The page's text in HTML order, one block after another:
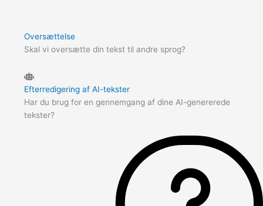
Oversættelse
Skal vi oversætte din tekst til andre sprog?
Efterredigering af AI-tekster
Har du brug for en gennemgang af dine AI-genererede
tekster?